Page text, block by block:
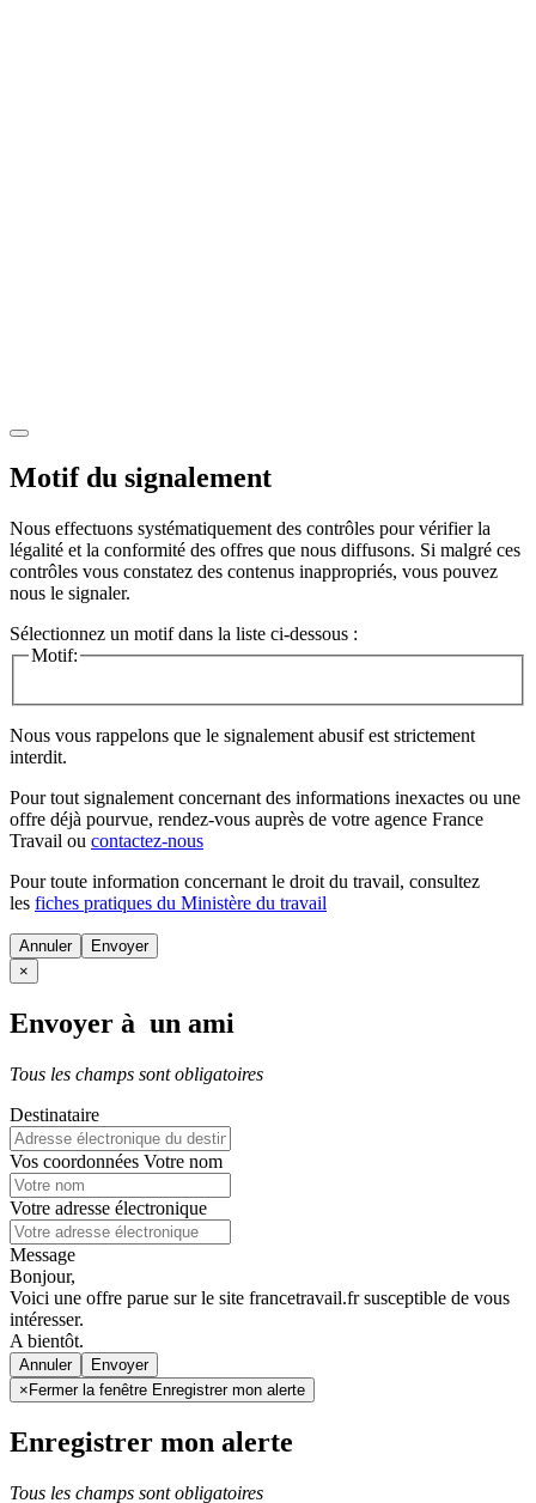
Motif du signalement
Nous effectuons systématiquement des contrôles pour vérifier la
légalité et la conformité des offres que nous diffusons. Si malgré ces
contrôles vous constatez des contenus inappropriés, vous pouvez
nous le signaler.
Sélectionnez un motif dans la liste ci-dessous :
Motif:
Nous vous rappelons que le signalement abusif est strictement
interdit.
Pour tout signalement concernant des informations inexactes ou une
offre déjà pourvue, rendez-vous auprès de votre agence France
Travail ou contactez-nous
Pour toute information concernant le droit du travail, consultez
les fiches pratiques du Ministère du travail
Annuler
×
Envoyer à un ami
Tous les champs sont obligatoires
Destinataire
Vos coordonnées Votre nom
Votre adresse électronique
Message
Bonjour,
Voici une offre parue sur le site francetravail.fr susceptible de vous
intéresser.
A bientôt.
Annuler
× Fermer la fenêtre Enregistrer mon alerte
Enregistrer mon alerte
Tous les champs sont obligatoires